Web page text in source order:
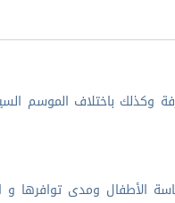
وكذلك باختلاف الموسم
الأطفال ومدى توافرها